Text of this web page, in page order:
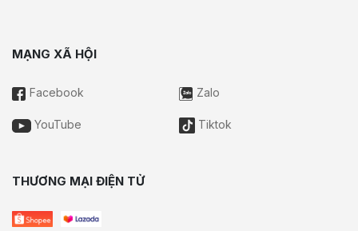
MẠNG XÃ HỘI
Facebook Zalo
YouTube Tiktok
THƯƠNG MẠI ĐIỆN TỬ